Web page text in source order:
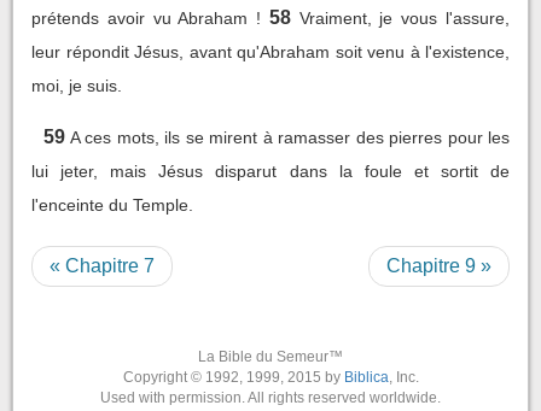
prétends avoir vu Abraham ! 58 Vraiment, je vous l'assure,
leur répondit Jésus, avant qu'Abraham soit venu à l'existence,
moi, je suis.
59 A ces mots, ils se mirent à ramasser des pierres pour les
lui jeter, mais Jésus disparut dans la foule et sortit de
l'enceinte du Temple.
« Chapitre 7 Chapitre 9 »
La Bible du Semeur™
Copyright © 1992, 1999, 2015 by Biblica, Inc.
Used with permission. All rights reserved worldwide.